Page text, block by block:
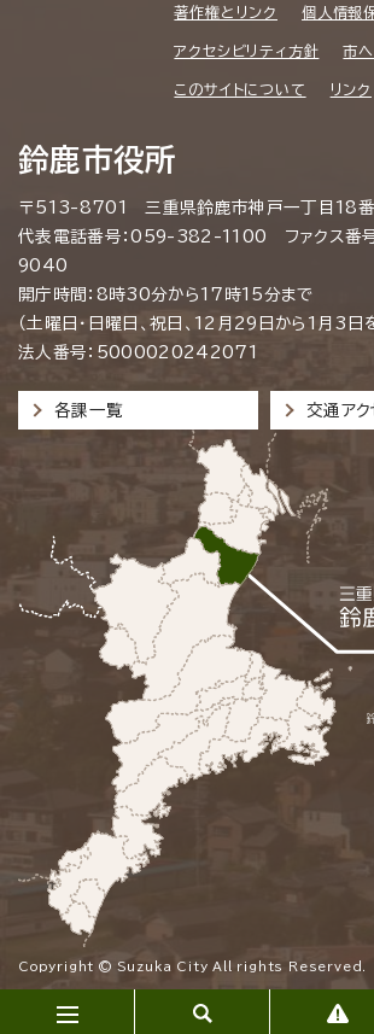
著作権とリンク 個人情報
アクセシビリティ方針 市へ
このサイトについて リンク
鈴鹿市役所
〒513-8701 三重県鈴鹿市神戸一丁目18
代表電話番号：059-382-1100 ファクス番
9040
開庁時間：8時30分から17時15分まで
（土曜日・日曜日、祝日、12月29日から1月3日
法人番号：5000020242071
各課一覧 交通アク
Copyright © Suzuka City All rights Reserved.